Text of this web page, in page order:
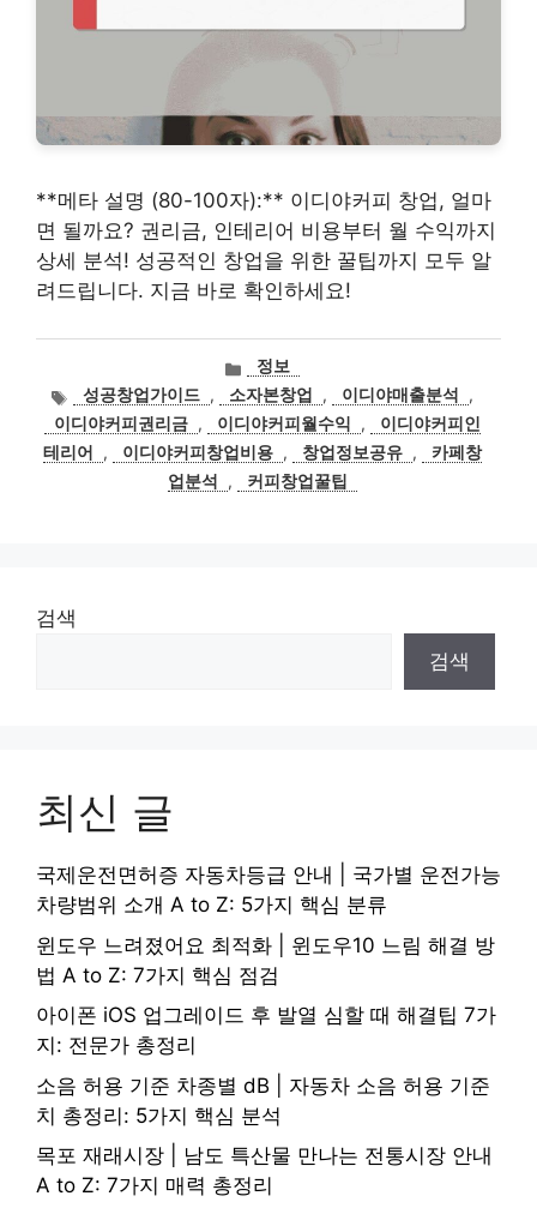
**메타 설명 (80-100자):** 이디야커피 창업, 얼마
면 될까요? 권리금, 인테리어 비용부터 월 수익까지
상세 분석! 성공적인 창업을 위한 꿀팁까지 모두 알
려드립니다. 지금 바로 확인하세요!
카
테
고
리
정보
태
그
성공창업가이드 , 소자본창업 , 이디야매출분석
,
이디야커피권리금 , 이디야커피월수익 ,
이디야커피인
테리어
, 이디야커피창업비용 , 창업정보공유 ,
카페창
업분석
, 커피창업꿀팁
검색
검색
최신 글
국제운전면허증 자동차등급 안내 | 국가별 운전가능
차량범위 소개 A to Z: 5가지 핵심 분류
윈도우 느려졌어요 최적화 | 윈도우10 느림 해결 방
법 A to Z: 7가지 핵심 점검
아이폰 iOS 업그레이드 후 발열 심할 때 해결팁 7가
지: 전문가 총정리
소음 허용 기준 차종별 dB | 자동차 소음 허용 기준
치 총정리: 5가지 핵심 분석
목포 재래시장 | 남도 특산물 만나는 전통시장 안내
A to Z: 7가지 매력 총정리